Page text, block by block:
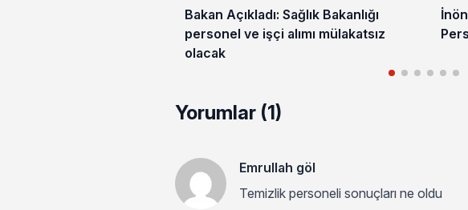
Bakan Açıkladı: Sağlık Bakanlığı
personel ve işçi alımı mülakatsız
olacak
Yorumlar (1)
Emrullah göl
Temizlik personeli sonuçları ne oldu